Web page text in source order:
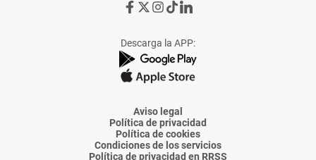
Ir
de
La
Voz
Almería
Ir
de
La
Voz
Almería
Ir
de
La
Voz
Almería
Ir
de
La
Voz
Almería
Ir
de
La
Voz
Descarga la APP:
Aviso legal
Política de privacidad
Política de cookies
Condiciones de los servicios
Política de privacidad en RRSS